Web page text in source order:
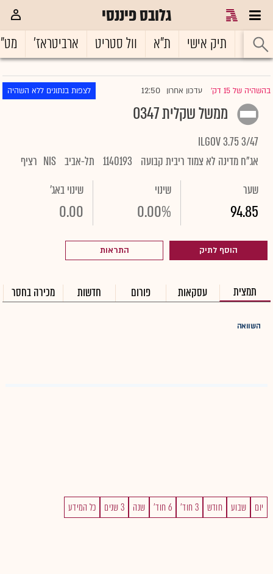
גלובס פיננסי
ראשי תיק אישי ת"א וול סטריט ארביטראז'
בהשהיה של 15 דק' |עדכון אחרון 12:50 לצפות בנתונים ללא השהיה
ממשל שקלית 0347
ILGOV 3.75 3/47
אג"ח מדינה לא צמוד ריבית קבועה
1140193 תל-אביב NIS רציף
שער
94.85
שינוי
0.00%
שינוי באג'
0.00
הוסף לתיק התראות
תמצית עסקאות פורום חדשות מכירה בחסר
השוואה
יום שבוע חודש 3 חוד' 6 חוד' שנה 3 שנים כל המידע